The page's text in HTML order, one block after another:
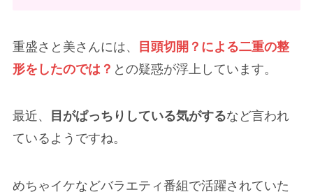
重盛さと美さんには、
目頭切開？による二重の整
形をしたのでは？ との疑惑が浮上しています。
最近、 目がぱっちりしている気がするなど言われ
ているようですね。
めちゃイケなどバラエティ番組で活躍されていた